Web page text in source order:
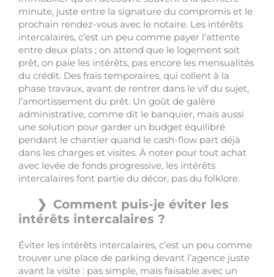
minute, juste entre la signature du compromis et le
prochain rendez-vous avec le notaire. Les intérêts
intercalaires, c’est un peu comme payer l’attente
entre deux plats ; on attend que le logement soit
prêt, on paie les intérêts, pas encore les mensualités
du crédit. Des frais temporaires, qui collent à la
phase travaux, avant de rentrer dans le vif du sujet,
l’amortissement du prêt. Un goût de galère
administrative, comme dit le banquier, mais aussi
une solution pour garder un budget équilibré
pendant le chantier quand le cash-flow part déjà
dans les charges et visites. À noter pour tout achat
avec levée de fonds progressive, les intérêts
intercalaires font partie du décor, pas du folklore.
Comment puis-je éviter les
intérêts intercalaires ?
Éviter les intérêts intercalaires, c’est un peu comme
trouver une place de parking devant l’agence juste
avant la visite : pas simple, mais faisable avec un